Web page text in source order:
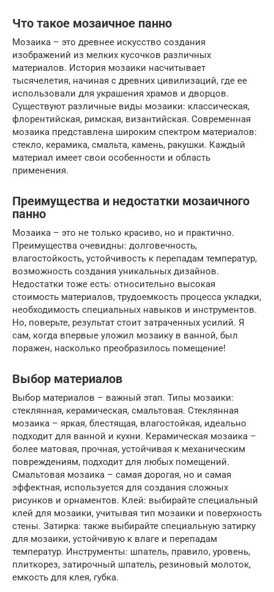
Что такое мозаичное панно
Мозаика – это древнее искусство создания
изображений из мелких кусочков различных
материалов. История мозаики насчитывает
тысячелетия, начиная с древних цивилизаций, где ее
использовали для украшения храмов и дворцов.
Существуют различные виды мозаики: классическая,
флорентийская, римская, византийская. Современная
мозаика представлена широким спектром материалов:
стекло, керамика, смальта, камень, ракушки. Каждый
материал имеет свои особенности и область
применения.
Преимущества и недостатки мозаичного
панно
Мозаика – это не только красиво, но и практично.
Преимущества очевидны: долговечность,
влагостойкость, устойчивость к перепадам температур,
возможность создания уникальных дизайнов.
Недостатки тоже есть: относительно высокая
стоимость материалов, трудоемкость процесса укладки,
необходимость специальных навыков и инструментов.
Но, поверьте, результат стоит затраченных усилий. Я
сам, когда впервые уложил мозаику в ванной, был
поражен, насколько преобразилось помещение!
Выбор материалов
Выбор материалов – важный этап. Типы мозаики:
стеклянная, керамическая, смальтовая. Стеклянная
мозаика – яркая, блестящая, влагостойкая, идеально
подходит для ванной и кухни. Керамическая мозаика –
более матовая, прочная, устойчивая к механическим
повреждениям, подходит для любых помещений.
Смальтовая мозаика – самая дорогая, но и самая
эффектная, используется для создания сложных
рисунков и орнаментов. Клей: выбирайте специальный
клей для мозаики, учитывая тип мозаики и поверхность
стены. Затирка: также выбирайте специальную затирку
для мозаики, устойчивую к влаге и перепадам
температур. Инструменты: шпатель, правило, уровень,
плиткорез, затирочный шпатель, резиновый молоток,
емкость для клея, губка.